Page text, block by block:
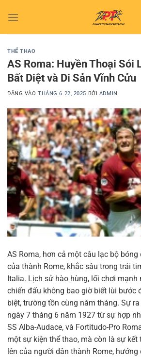
qua
THỂ THAO
AS Roma: Huyền Thoại Sói
Bất Diệt và Di Sản Vĩnh Cửu
ĐĂNG VÀOTHÁNG 6 22, 2025 BỞI ADMIN
AS Roma, hơn cả một câu lạc bộ
của thành Rome, khắc sâu trong trái
Italia. Lịch sử hào hùng, lối chơi mạnh
chiến đấu không bao giờ biết lùi bước
biệt, trường tồn cùng năm tháng. Sự
ngày 7 tháng 6 năm 1927 từ sự hợp
SS Alba-Audace, và Fortitudo-Pro
một sự kiện thể thao, mà còn là sự
lên của người dân thành Rome,